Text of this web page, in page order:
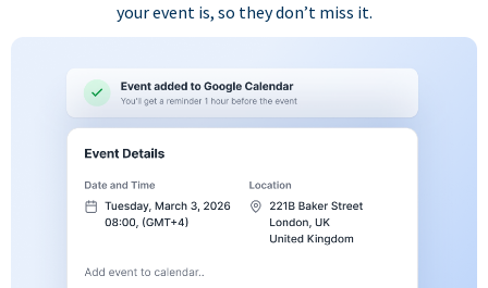
your event is, so they don’t miss it.